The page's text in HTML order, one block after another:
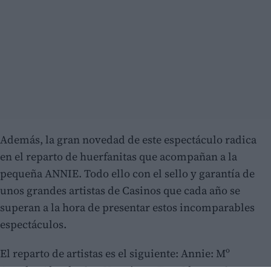
Además, la gran novedad de este espectáculo radica
en el reparto de huerfanitas que acompañan a la
pequeña ANNIE. Todo ello con el sello y garantía de
unos grandes artistas de Casinos que cada año se
superan a la hora de presentar estos incomparables
espectáculos.
El reparto de artistas es el siguiente: Annie: Mº
Angeles Almela; Sta. Hannigan: Tere Llavata; Sr.